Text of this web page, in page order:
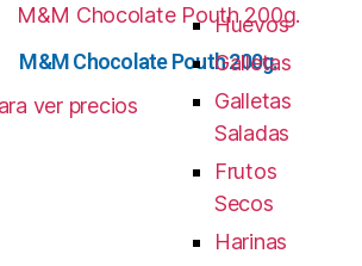
M&M Chocolate Pouth 200g.
ver precios
Huevos
Galletas
Galletas
Saladas
Frutos
Secos
Harinas